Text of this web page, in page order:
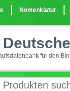
Nomenklatur
für den